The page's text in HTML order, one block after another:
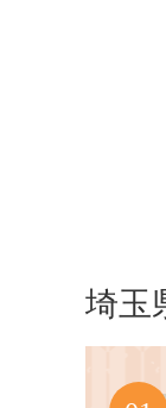
埼玉